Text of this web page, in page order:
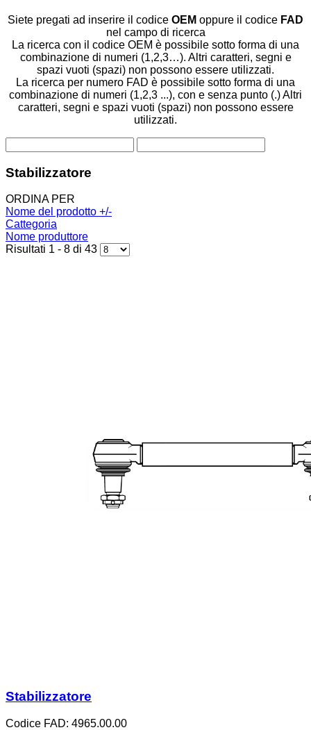
Siete pregati ad inserire il codice OEM oppure il codice FAD
nel campo di ricerca
La ricerca con il codice OEM è possibile sotto forma di una
combinazione di numeri (1,2,3…). Altri caratteri, segni e
spazi vuoti (spazi) non possono essere utilizzati.
La ricerca per numero FAD è possibile sotto forma di una
combinazione di numeri (1,2,3 ...), con e senza punto (.) Altri
caratteri, segni e spazi vuoti (spazi) non possono essere
utilizzati.
Stabilizzatore
ORDINA PER
Nome del prodotto +/-
Cattegoria
Nome produttore
Risultati 1 - 8 di 43
Stabilizzatore
Codice FAD: 4965.00.00